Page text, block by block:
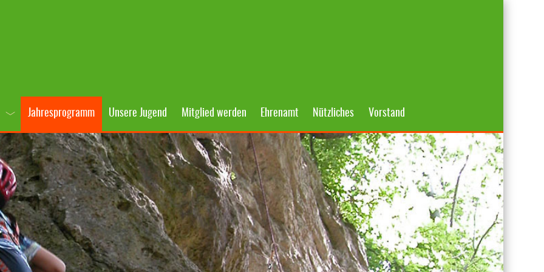
Jahresprogramm Unsere Jugend Mitglied werden Ehrenamt Nützliches Vorstand